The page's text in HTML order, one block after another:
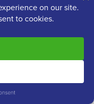
alcuni dei nostri
Vedi
è importante e
processo